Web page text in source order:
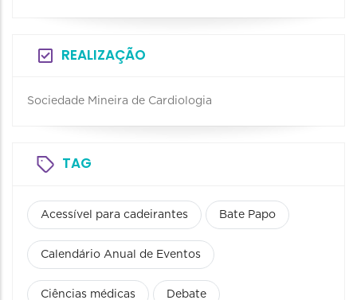
REALIZAÇÃO
Sociedade Mineira de Cardiologia
TAG
Acessível para cadeirantes Bate Papo
Calendário Anual de Eventos
Ciências médicas Debate